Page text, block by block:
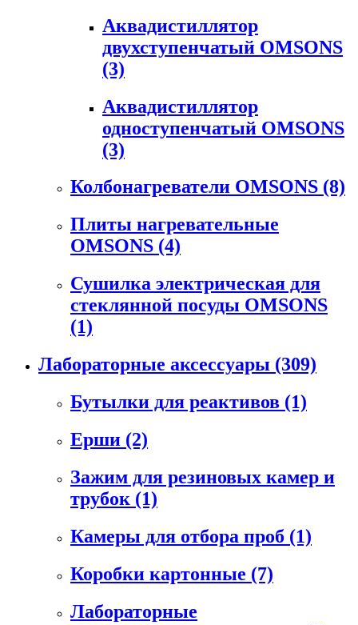
Аквадистиллятор
двухступенчатый OMSONS
(3)
Аквадистиллятор
одноступенчатый OMSONS
(3)
Колбонагреватели OMSONS (8)
Плиты нагревательные
OMSONS (4)
Сушилка электрическая для
стеклянной посуды OMSONS
(1)
Лабораторные аксессуары (309)
Бутылки для реактивов (1)
Ерши (2)
Зажим для резиновых камер и
трубок (1)
Камеры для отбора проб (1)
Коробки картонные (7)
Лабораторные